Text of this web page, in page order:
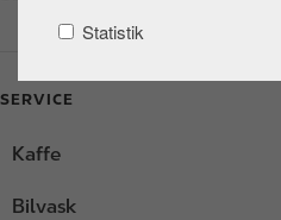
Statistik
SERVICE
Kaffe
Bilvask